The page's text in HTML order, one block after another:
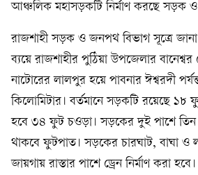
আঞ্চলিক মহাসড়কটি নির্মাণ করছে সড়ক
রাজশাহী সড়ক ও জনপথ বিভাগ সূত্রে
ব্যয়ে রাজশাহীর পুঠিয়া উপজেলার বানেশ্বর
নাটোরের লালপুর হয়ে পাবনার ঈশ্বরদী
কিলোমিটার। বর্তমানে সড়কটি রয়েছে
হবে ৩৪ ফুট চওড়া। সড়কের দুই পাশে
থাকবে ফুটপাত। সড়কের চারঘাট, বাঘা ও
জায়গায় রাস্তার পাশে ড্রেন নির্মাণ করা